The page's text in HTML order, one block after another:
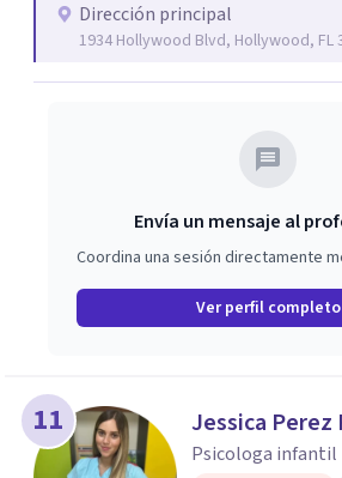
Dirección principal
1934 Hollywood Blvd, Hollywood, FL
Envía un mensaje al
Coordina una sesión directamente
Ver perfil completo
11 Jessica Perez
Psicologa infantil